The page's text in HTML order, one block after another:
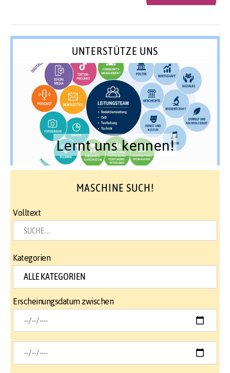
UNTERSTÜTZE UNS
Lernt uns kennen!
MASCHINE SUCH!
Volltext
Kategorien
Erscheinungsdatum zwischen